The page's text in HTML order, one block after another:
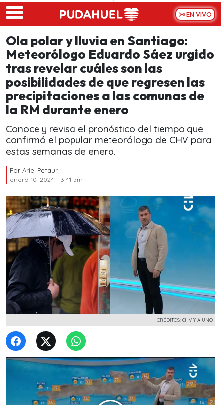
Skip to main content
EN VIVO
Ola polar y lluvia en Santiago:
Meteorólogo Eduardo Sáez urgido
tras revelar cuáles son las
posibilidades de que regresen las
precipitaciones a las comunas de
la RM durante enero
Conoce y revisa el pronóstico del tiempo que
confirmó el popular meteorólogo de CHV para
estas semanas de enero.
Por Ariel Pefaur
enero 10, 2024 - 3:41 pm
CRÉDITOS: CHV Y A UNO